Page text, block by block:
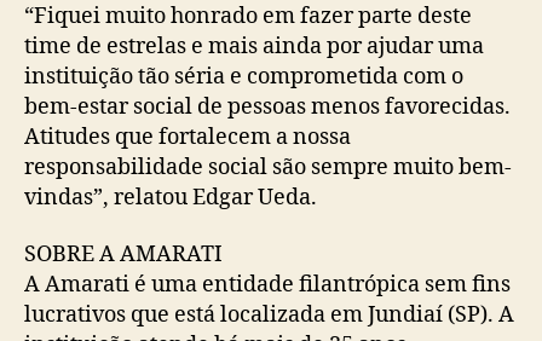
“Fiquei muito honrado em fazer parte deste
time de estrelas e mais ainda por ajudar uma
instituição tão séria e comprometida com o
bem-estar social de pessoas menos favorecidas.
Atitudes que fortalecem a nossa
responsabilidade social são sempre muito bem-
vindas”, relatou Edgar Ueda.
SOBRE A AMARATI
A Amarati é uma entidade filantrópica sem fins
lucrativos que está localizada em Jundiaí (SP). A